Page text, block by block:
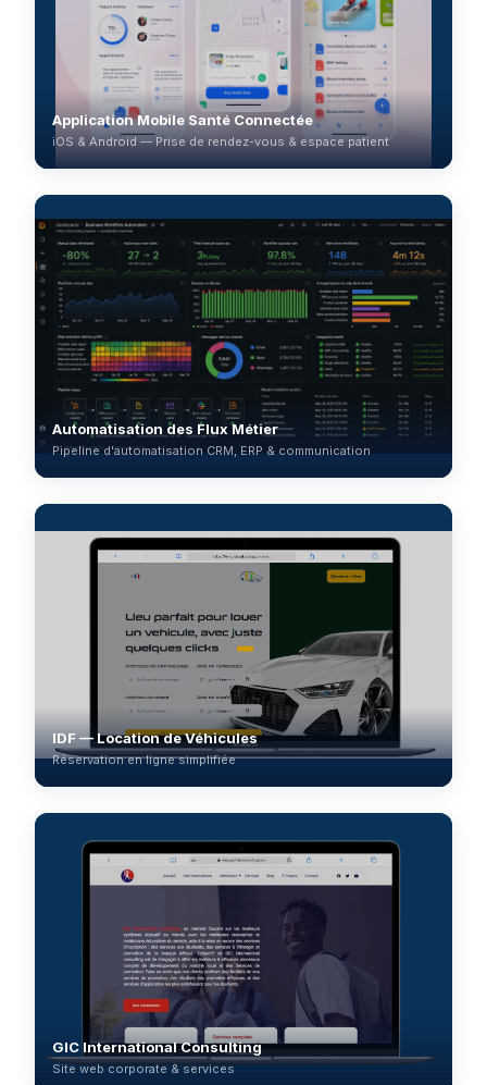
Application Mobile Santé Connectée
iOS & Android — Prise de rendez-vous & espace patient
Automatisation des Flux Métier
Pipeline d'automatisation CRM, ERP & communication
IDF — Location de Véhicules
Réservation en ligne simplifiée
GIC International Consulting
Site web corporate & services